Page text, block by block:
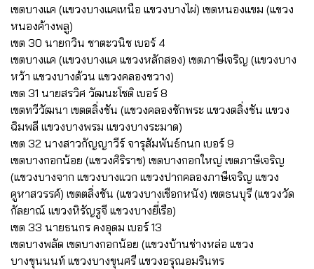
เขตบางแค (แขวงบางแคเหนือ แขวงบางไผ่) เขตหนองแขม (แขวง
หนองค้างพลู)
เขต 30 นายกวิน ชาตะวนิช เบอร์ 4
เขตบางแค (แขวงบางแค แขวงหลักสอง) เขตภาษีเจริญ (แขวงบาง
หว้า แขวงบางด้วน แขวงคลองขวาง)
เขต 31 นายสรวิศ วัฒนะโชติ เบอร์ 8
เขตทวีวัฒนา เขตตลิ่งชัน (แขวงคลองชักพระ แขวงตลิ่งชัน แขวง
ฉิมพลี แขวงบางพรม แขวงบางระมาด)
เขต 32 นางสาวกัญญาวีร์ จารุสัมพันธ์กนก เบอร์ 9
เขตบางกอกน้อย (แขวงศิริราช) เขตบางกอกใหญ่ เขตภาษีเจริญ
(แขวงบางจาก แขวงบางแวก แขวงปากคลองภาษีเจริญ แขวง
คูหาสวรรค์) เขตตลิ่งชัน (แขวงบางเชือกหนัง) เขตธนบุรี (แขวงวัด
กัลยาณ์ แขวงหิรัญรูจี แขวงบางยี่เรือ)
เขต 33 นายธนกร คงอุดม เบอร์ 13
เขตบางพลัด เขตบางกอกน้อย (แขวงบ้านช่างหล่อ แขวง
บางขุนนนท์ แขวงบางขุนศรี แขวงอรุณอมรินทร